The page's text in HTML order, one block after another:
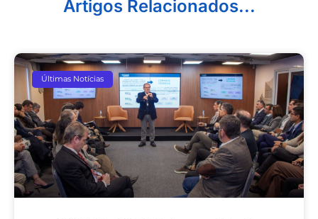
Artigos Relacionados...
Últimas Notícias